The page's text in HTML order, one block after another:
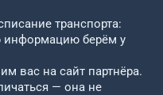
транспорта:
информацию берём у
вас на сайт партнёра.
— она не